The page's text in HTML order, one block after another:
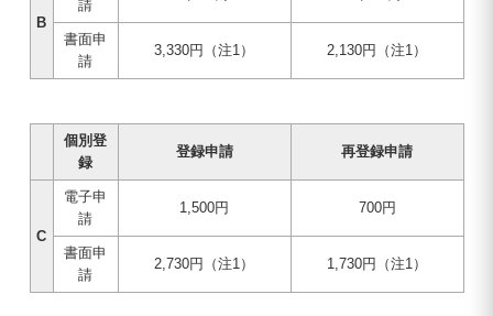
B
請
書面申
請
3,330円（注1） 2,130円（注1）
個別登
録
登録申請 再登録申請
C
電子申
請
1,500円 700円
書面申
請
2,730円（注1） 1,730円（注1）